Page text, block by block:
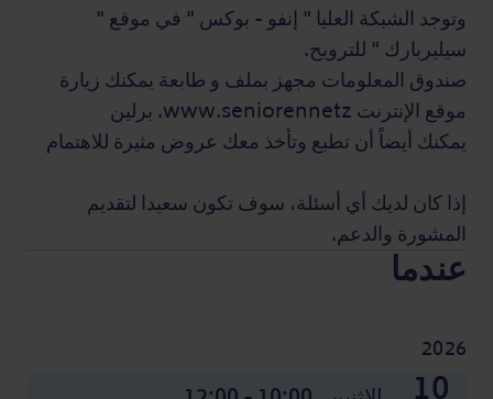
وتوجد الشبكة العليا " إنفو - بوكس " في موقع "
سيليربارك " للترويح.
صندوق المعلومات مجهز بملف و طابعة يمكنك زيارة
موقع الإنترنت www.seniorennetz. برلين
يمكنك أيضاً أن تطبع وتأخذ معك عروض مثيرة للاهتمام
إذا كان لديك أي أسئلة، سوف تكون سعيدا لتقديم
المشورة والدعم.
عندما
2026
شتنبر الاثنين, شتنبر الخميس, شتنبر الاثنين, شتنبر الخميس, شتنبر الاثنين, شتنبر الخميس, شتنبر الاثنين, أكتوبر الخميس, أكتوبر الاثنين, أكتوبر الخميس, أكتوبر الاثنين, أكتوبر الخميس, أكتوبر الاثنين, أكتوبر الخميس, أكتوبر الاثنين, أكتوبر الخميس, نونبر الاثنين, نونبر الخميس, نونبر الاثنين, نونبر الخميس, نونبر الاثنين, نونبر الخميس, نونبر الاثنين, نونبر الخميس, نونبر الاثنين, دجنبر الخميس, دجنبر الاثنين, دجنبر الخميس, دجنبر الاثنين, دجنبر الخميس, دجنبر الاثنين, دجنبر الخميس,